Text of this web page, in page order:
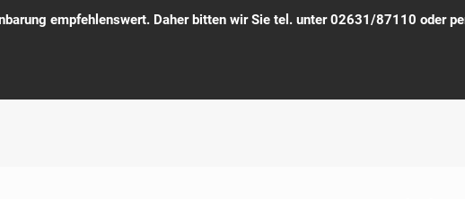
empfehlenswert. Daher bitten wir Sie tel. unter 02631/87110 oder